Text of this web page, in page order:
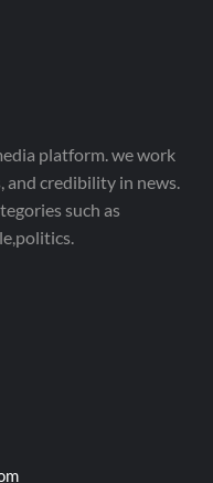
platform. we work
and credibility in news.
such as